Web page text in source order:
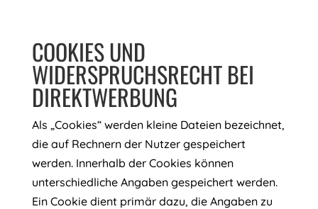
COOKIES UND
WIDERSPRUCHSRECHT BEI
DIREKTWERBUNG
Als „Cookies“ werden kleine Dateien bezeichnet,
die auf Rechnern der Nutzer gespeichert
werden. Innerhalb der Cookies können
unterschiedliche Angaben gespeichert werden.
Ein Cookie dient primär dazu, die Angaben zu